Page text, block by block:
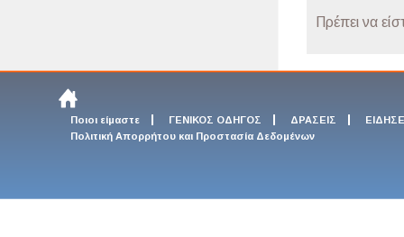
Πρέπει να
Ποιοι είμαστε ΓΕΝΙΚΟΣ ΟΔΗΓΟΣ ΔΡΑΣΕΙΣ
Πολιτική Απορρήτου και Προστασία Δεδομένων